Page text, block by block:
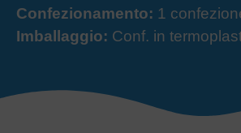
Confezionamento: 1
Imballaggio: Conf. in